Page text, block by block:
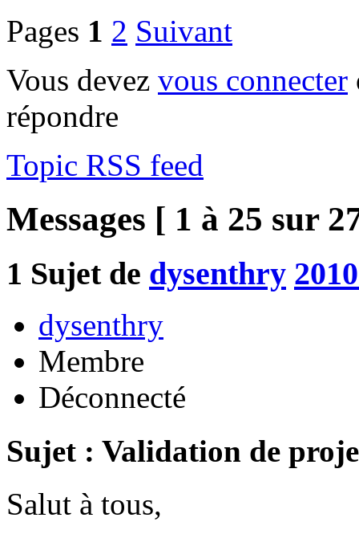
Pages 1 2 Suivant
Vous devez vous connecter
répondre
Topic RSS feed
Messages [ 1 à 25 sur
1 Sujet de dysenthry
dysenthry
Membre
Déconnecté
Sujet : Validation de
Salut à tous,